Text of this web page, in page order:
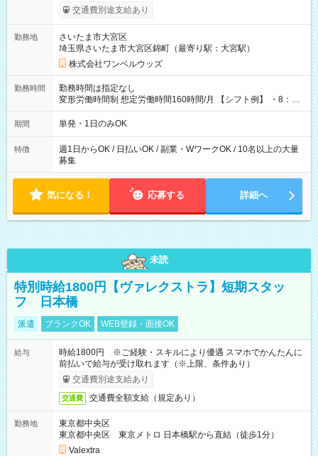
いOK！（規定あり） ┗働いたその日に現金GET♪ お仕事後はコ
ンビニATMから 日払い分を引き落とせます！ 【試用期間】試
交通費別途支給あり
勤務地
さいたま市大宮区
埼玉県さいたま市大宮区錦町（最寄り駅：大宮駅）
株式会社ワンベルウッズ
勤務時間
勤務時間は指定なし
変形労働時間制 想定労働時間160時間/月 【シフト例】 ・8：00
～21：00
期間 単発・1日のみOK
特徴
週1日からOK / 日払いOK / 副業・WワークOK / 10名以上の大量
募集
気になる！ 応募する 詳細へ
未読
特別時給1800円【ヴァレクストラ】短期スタッ
フ 日本橋
派遣 ブランクOK WEB登録・面接OK
給与
時給1800円 ※ご経験・スキルにより優遇 スマホでかんたんに
前払いで給与が受け取れます（※上限、条件あり）
交通費別途支給あり
交通費 交通費全額支給（規定あり）
勤務地
東京都中央区
東京都中央区 東京メトロ 日本橋駅から直結（徒歩1分）
Valextra